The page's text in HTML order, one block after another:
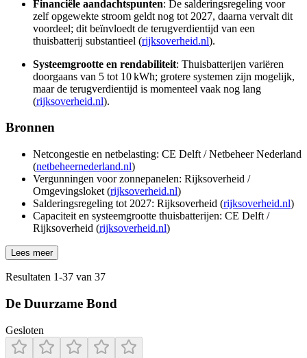
Financiële aandachtspunten: De salderingsregeling voor
zelf opgewekte stroom geldt nog tot 2027, daarna vervalt dit
voordeel; dit beïnvloedt de terugverdientijd van een
thuisbatterij substantieel (rijksoverheid.nl).
Systeemgrootte en rendabiliteit: Thuisbatterijen variëren
doorgaans van 5 tot 10 kWh; grotere systemen zijn mogelijk,
maar de terugverdientijd is momenteel vaak nog lang
(rijksoverheid.nl).
Bronnen
Netcongestie en netbelasting: CE Delft / Netbeheer Nederland
(netbeheernederland.nl)
Vergunningen voor zonnepanelen: Rijksoverheid /
Omgevingsloket (rijksoverheid.nl)
Salderingsregeling tot 2027: Rijksoverheid (rijksoverheid.nl)
Capaciteit en systeemgrootte thuisbatterijen: CE Delft /
Rijksoverheid (rijksoverheid.nl)
Lees meer
Resultaten 1-37 van 37
De Duurzame Bond
Gesloten